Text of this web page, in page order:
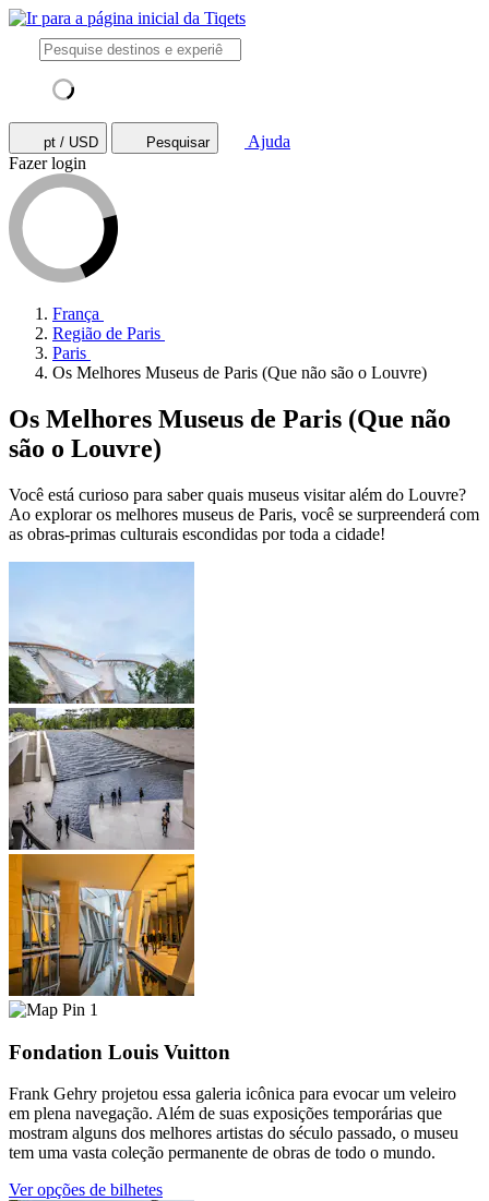
pt / USD Pesquisar
Ajuda
Fazer login
França
Região de Paris
Paris
Os Melhores Museus de Paris (Que não são o Louvre)
Os Melhores Museus de Paris (Que não
são o Louvre)
Você está curioso para saber quais museus visitar além do Louvre?
Ao explorar os melhores museus de Paris, você se surpreenderá com
as obras-primas culturais escondidas por toda a cidade!
1
Fondation Louis Vuitton
Frank Gehry projetou essa galeria icônica para evocar um veleiro
em plena navegação. Além de suas exposições temporárias que
mostram alguns dos melhores artistas do século passado, o museu
tem uma vasta coleção permanente de obras de todo o mundo.
Ver opções de bilhetes